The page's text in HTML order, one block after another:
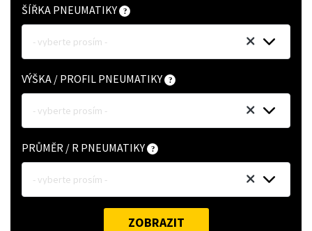
ŠÍŘKA PNEUMATIKY
- vyberte prosím -
VÝŠKA / PROFIL PNEUMATIKY
- vyberte prosím -
PRŮMĚR / R PNEUMATIKY
- vyberte prosím -
ZOBRAZIT